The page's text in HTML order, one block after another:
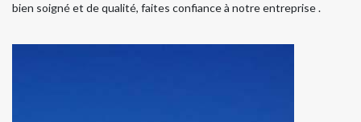
bien soigné et de qualité, faites confiance à notre entreprise .